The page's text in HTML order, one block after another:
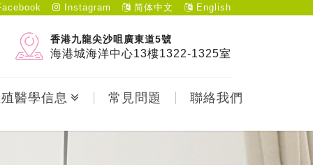
Instagram 简体中文 English
香港九龍尖沙咀廣東道5號
海港城海洋中心13樓1322-1325室
醫學信息 常見問題 聯絡我們